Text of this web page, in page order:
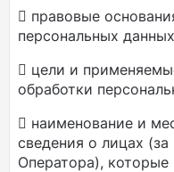
 правовые
персональных
 цели и
обработки
 наименование и
сведения о лицах
Оператора),